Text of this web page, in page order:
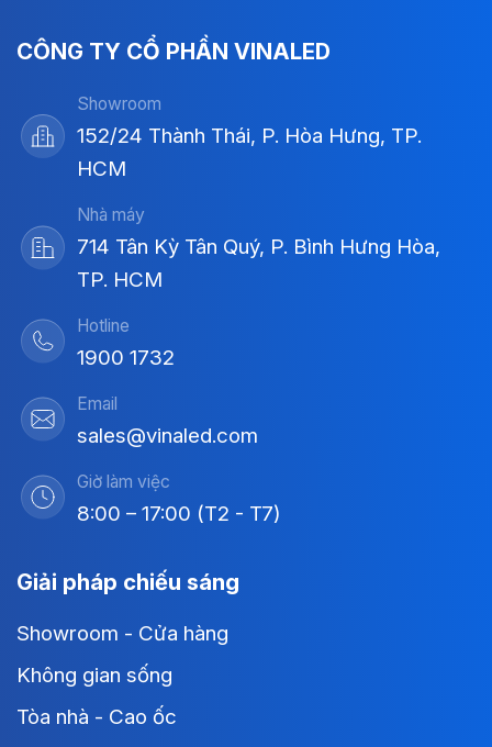
CÔNG TY CỔ PHẦN VINALED
Showroom
152/24 Thành Thái, P. Hòa Hưng, TP.
HCM
Nhà máy
714 Tân Kỳ Tân Quý, P. Bình Hưng Hòa,
TP. HCM
Hotline
1900 1732
Email
sales@vinaled.com
Giờ làm việc
8:00 – 17:00 (T2 - T7)
Giải pháp chiếu sáng
Showroom - Cửa hàng
Không gian sống
Tòa nhà - Cao ốc